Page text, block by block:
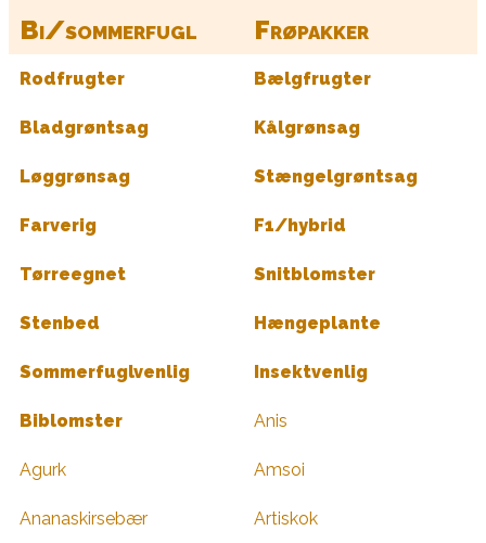
Bi/sommerfugl
Frøpakker
Rodfrugter Bælgfrugter
Bladgrøntsag Kålgrønsag
Løggrønsag Stængelgrøntsag
Farverig F1/hybrid
Tørreegnet Snitblomster
Stenbed Hængeplante
Sommerfuglvenlig Insektvenlig
Biblomster Anis
Agurk Amsoi
Ananaskirsebær Artiskok